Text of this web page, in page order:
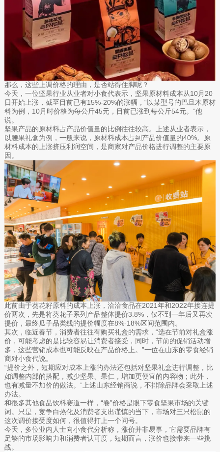
那么，这些上调价格的理由，是否站得住脚呢？
今天，一位坚果行业从业者对小食代表示，坚果原材料成本从10月20
日开始上涨，截至目前已有15%-20%的涨幅，“以某型号的巴旦木原材
料为例，10月时价格为每公斤45元，目前已涨到每公斤54元。”他
说。
坚果产品的原材料占产品价值量的比例往往较高。上述从业者表示，
以腰果礼盒为例，一般来说，原材料成本占到产品价值量的40%。原
材料成本的上涨挤压利润空间，是商家对产品价格进行调整的主要原
因。
此前由于葵花籽原料的成本上涨，洽洽食品在2021年和2022年接连提
价两次，先是将葵花子系列产品整体提价3.8%，仅不到一年后又再次
提价，最终瓜子品类线的提价幅度在8%-18%区间范围内。
其次，临近春节，消费者往往有购买礼盒的需求，“选在节前对礼盒涨
价，可能考虑的是比较容易让消费者接受，同时，节前的促销活动增
多，这些营销成本也可能反映在产品价格上。”一位在山东的零食经销
商对小食代说。
“提价之外，短期应对成本上涨的办法还包括对坚果礼盒进行调整，比
如调整内部的搭配，减少坚果、果仁，增加更便宜的内容物；此外，
也有减量不加价的做法。”上述山东经销商说，不排除品牌会采取上述
办法。
和很多其他食品饮料赛道一样，“卷”价格是眼下零食坚果市场的关键
词。只是，竞争白热化及消费者支出谨慎的当下，市场对三只松鼠的
这次调价接受度如何，很值得打上一个问号。
今天，多位业内人士向小食代分析称，涨价并非易事，它需要品牌有
足够的市场影响力和消费者认可度，短期而言，涨价也接带来一些挑
战。